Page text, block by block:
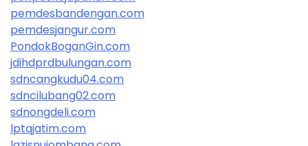
pemdesbandengan.com
pemdesjangur.com
PondokBoganGin.com
jdihdprdbulungan.com
sdncangkudu04.com
sdncilubang02.com
sdnongdeli.com
lptqjatim.com